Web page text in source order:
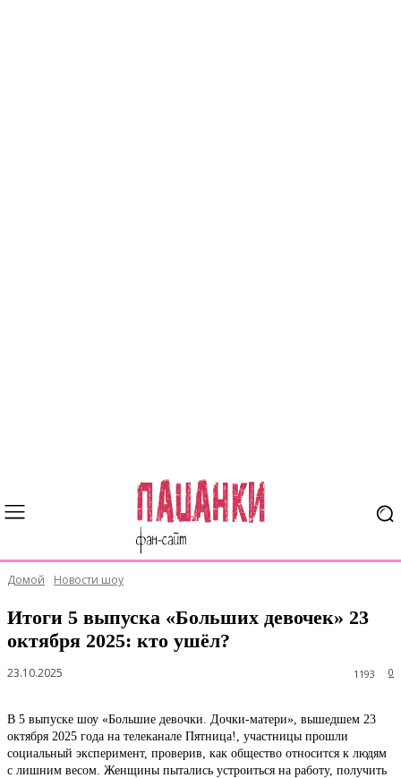
Домой Новости шоу
Итоги 5 выпуска «Больших девочек» 23
октября 2025: кто ушёл?
23.10.2025 0
1193
В 5 выпуске шоу «Большие девочки. Дочки-матери», вышедшем 23
октября 2025 года на телеканале Пятница!, участницы прошли
социальный эксперимент, проверив, как общество относится к людям
с лишним весом. Женщины пытались устроиться на работу, получить